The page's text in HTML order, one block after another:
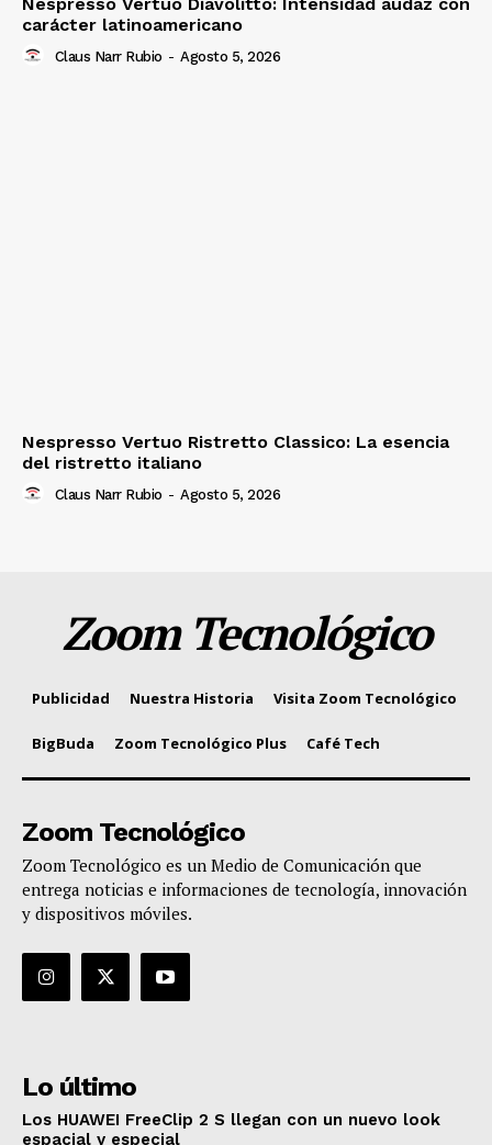
carácter latinoamericano
Claus Narr Rubio - Agosto 5, 2026
Nespresso Vertuo Ristretto Classico: La esencia
del ristretto italiano
Claus Narr Rubio - Agosto 5, 2026
Zoom Tecnológico
Publicidad Nuestra Historia Visita Zoom Tecnológico
BigBuda Zoom Tecnológico Plus Café Tech
Zoom Tecnológico
Zoom Tecnológico es un Medio de Comunicación que
entrega noticias e informaciones de tecnología, innovación
y dispositivos móviles.
Lo último
Los HUAWEI FreeClip 2 S llegan con un nuevo look
espacial y especial